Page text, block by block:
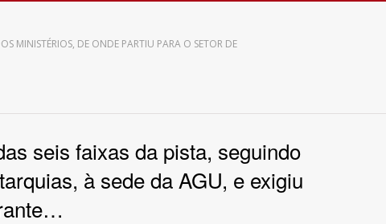
MINISTÉRIOS, DE ONDE PARTIU PARA O SETOR DE
seis faixas da pista, seguindo
à sede da AGU, e exigiu